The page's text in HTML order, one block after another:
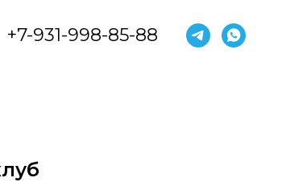
+7-931-998-85-88